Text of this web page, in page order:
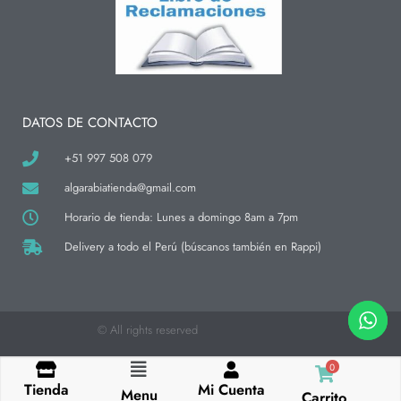
a
g
r
a
b
o
o
k
o
DATOS DE CONTACTO
+51 997 508 079
algarabiatienda@gmail.com
Horario de tienda: Lunes a domingo 8am a 7pm
Delivery a todo el Perú (búscanos también en Rappi)
© All rights reserved
Tienda
Flyout
Menu Mi Cuenta
0